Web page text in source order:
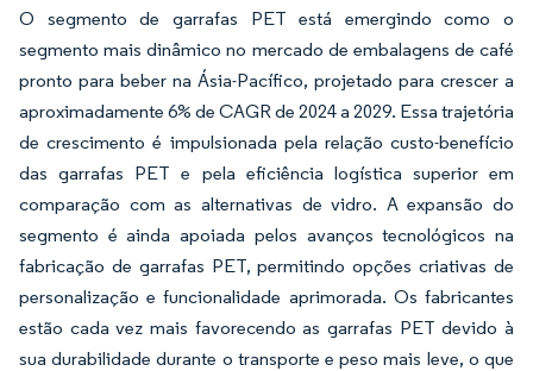
O segmento de garrafas PET está emergindo como o
segmento mais dinâmico no mercado de embalagens de café
pronto para beber na Ásia-Pacífico, projetado para crescer a
aproximadamente 6% de CAGR de 2024 a 2029. Essa trajetória
de crescimento é impulsionada pela relação custo-benefício
das garrafas PET e pela eficiência logística superior em
comparação com as alternativas de vidro. A expansão do
segmento é ainda apoiada pelos avanços tecnológicos na
fabricação de garrafas PET, permitindo opções criativas de
personalização e funcionalidade aprimorada. Os fabricantes
estão cada vez mais favorecendo as garrafas PET devido à
sua durabilidade durante o transporte e peso mais leve, o que